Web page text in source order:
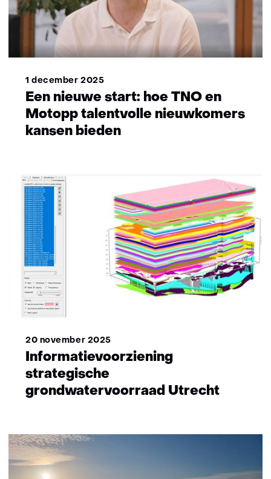
1 december 2025
Een nieuwe start: hoe TNO en
Motopp talentvolle nieuwkomers
kansen bieden
20 november 2025
Informatievoorziening
strategische
grondwatervoorraad Utrecht